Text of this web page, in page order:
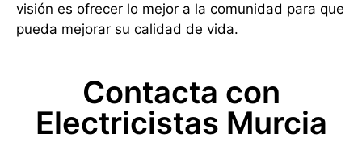
visión es ofrecer lo mejor a la comunidad para que
pueda mejorar su calidad de vida.
Contacta con
Electricistas Murcia